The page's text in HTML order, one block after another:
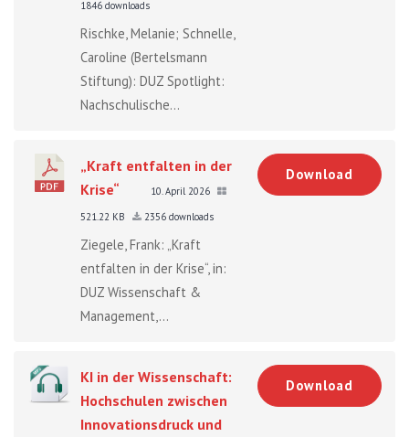
1846 downloads
Rischke, Melanie; Schnelle,
Caroline (Bertelsmann
Stiftung): DUZ Spotlight:
Nachschulische...
„Kraft entfalten in der
Krise“
10. April 2026
521.22 KB
2356 downloads
Ziegele, Frank: „Kraft
entfalten in der Krise“, in:
DUZ Wissenschaft &
Management,...
Download
KI in der Wissenschaft:
Hochschulen zwischen
Innovationsdruck und
Download